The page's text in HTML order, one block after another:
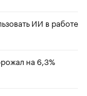
ИИ в работе
на 6,3%